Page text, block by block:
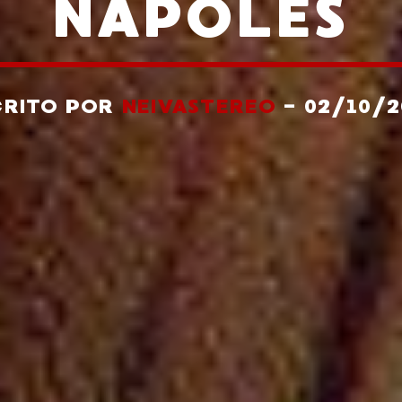
NÁPOLES
PORNEIVASTEREO- 02/10/